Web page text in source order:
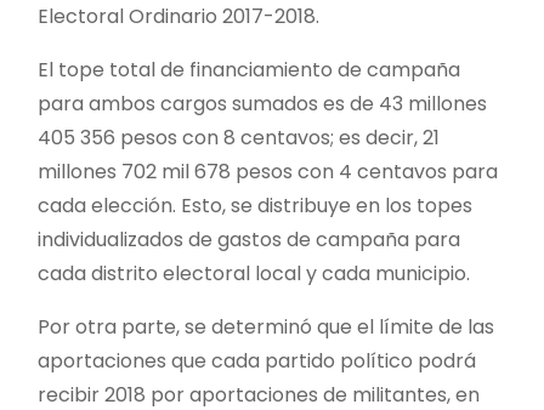
Electoral Ordinario 2017-2018.
El tope total de financiamiento de campaña
para ambos cargos sumados es de 43 millones
405 356 pesos con 8 centavos; es decir, 21
millones 702 mil 678 pesos con 4 centavos para
cada elección. Esto, se distribuye en los topes
individualizados de gastos de campaña para
cada distrito electoral local y cada municipio.
Por otra parte, se determinó que el límite de las
aportaciones que cada partido político podrá
recibir 2018 por aportaciones de militantes, en